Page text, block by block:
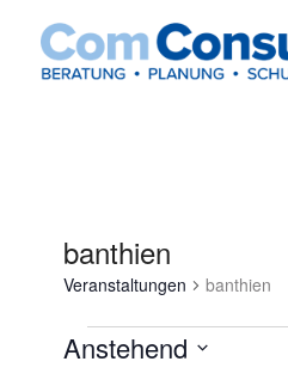
banthien
Veranstaltungen banthien
Veranstaltungen
Anstehend